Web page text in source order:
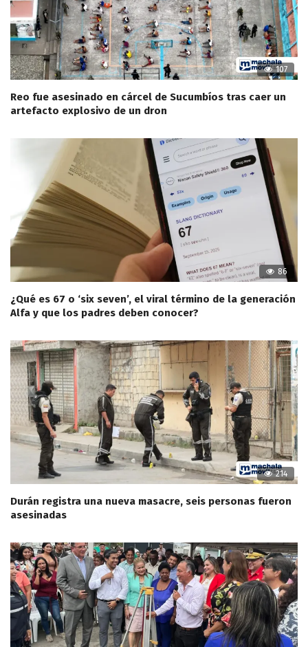
107
Reo fue asesinado en cárcel de Sucumbíos tras caer un
artefacto explosivo de un dron
86
¿Qué es 67 o ‘six seven’, el viral término de la generación
Alfa y que los padres deben conocer?
214
Durán registra una nueva masacre, seis personas fueron
asesinadas